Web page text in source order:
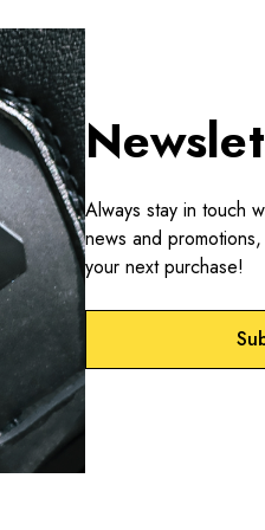
Always stay in touch
news and
your next purchase!